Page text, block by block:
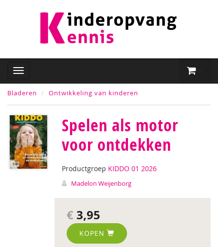
Bladeren Ontwikkeling van kinderen
Spelen als motor
voor ontdekken
Productgroep KIDDO 01 2026
Madelon Weijenborg
€ 3,95
KOPEN